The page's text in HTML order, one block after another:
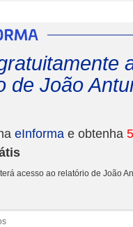
de João
eInforma e obtenha
acesso ao relatório de João